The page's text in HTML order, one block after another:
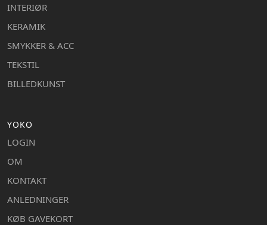
INTERIØR
KERAMIK
SMYKKER & ACC
TEKSTIL
BILLEDKUNST
YOKO
LOGIN
OM
KONTAKT
ANLEDNINGER
KØB GAVEKORT